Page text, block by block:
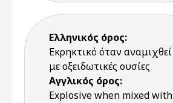
Ελληνικός όρος:
Εκρηκτικό όταν αναμιχθεί
με οξειδωτικές ουσίες
Αγγλικός όρος:
Explosive when mixed with